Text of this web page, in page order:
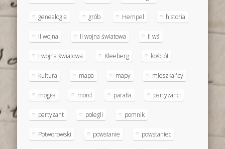
genealogia grób Hempel historia
II wojna II wojna światowa II wś
I wojna światowa Kleeberg kościół
kultura mapa mapy mieszkańcy
mogiła mord parafia partyzanci
partyzant polegli pomnik
Potworowski powstanie powstaniec